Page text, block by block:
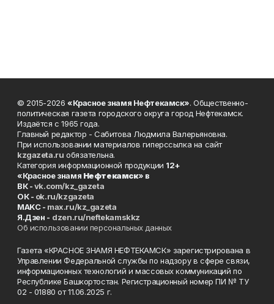
© 2015-2026 «Красное знамя Нефтекамск». Общественно-
политическая газета городского округа город Нефтекамск.
Издаётся с 1965 года.
Главный редактор - Сабитова Людмила Валерьяновна.
При использовании материалов гиперссылка на сайт
kzgazeta.ru обязательна.
Категория информационной продукции 12+
«Красное знамя Нефтекамск» в
ВК -vk.com/kz_gazeta
ОК - ok.ru/kzgazeta
MAKC - max.ru/kz_gazeta
Я.Дзен - dzen.ru/neftekamskkz
Об использовании персональных данных
Газета «КРАСНОЕ ЗНАМЯ НЕФТЕКАМСК» зарегистрирована в
Управлении Федеральной службы по надзору в сфере связи,
информационных технологий и массовых коммуникаций по
Республике Башкортостан. Регистрационный номер ПИ № ТУ
02 - 01880 от 11.06.2025 г.